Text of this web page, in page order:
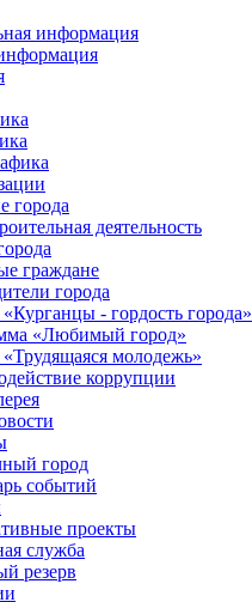
информация
города
деятельность
граждане
города
«Курганцы - гордость города»
«Любимый город»
молодежь»
коррупции
город
событий
проекты
служба
резерв